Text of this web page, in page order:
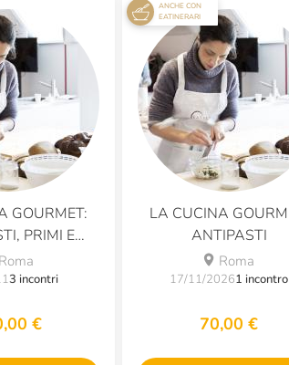
GOURMET:
PRIMI E
Roma
3 incontri
€
ANCHE CON
EATINERARI
LA CUCINA
ANTIPASTI
Roma
17/11/20261 incontro
70,00 €